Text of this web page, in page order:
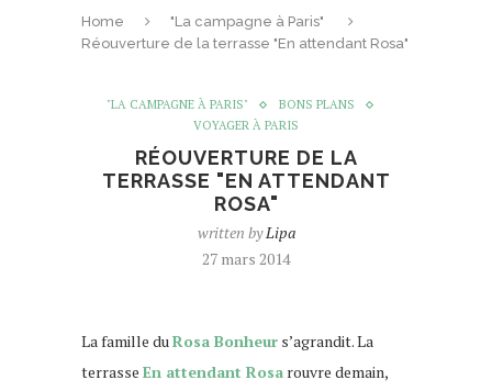
Home
"La campagne à Paris"
Réouverture de la terrasse "En attendant Rosa"
"LA CAMPAGNE À PARIS"
BONS PLANS
VOYAGER À PARIS
RÉOUVERTURE DE LA
TERRASSE "EN ATTENDANT
ROSA"
written byLipa
27 mars 2014
La famille duRosa Bonheur s’agrandit. La
terrasse En attendant Rosa rouvre demain,